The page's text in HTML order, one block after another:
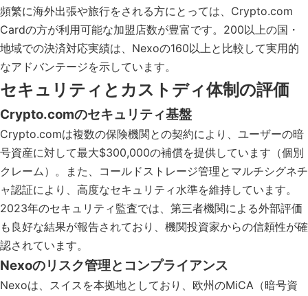
頻繁に海外出張や旅行をされる方にとっては、Crypto.com
Cardの方が利用可能な加盟店数が豊富です。200以上の国・
地域での決済対応実績は、Nexoの160以上と比較して実用的
なアドバンテージを示しています。
セキュリティとカストディ体制の評価
Crypto.comのセキュリティ基盤
Crypto.comは複数の保険機関との契約により、ユーザーの暗
号資産に対して最大$300,000の補償を提供しています（個別
クレーム）。また、コールドストレージ管理とマルチシグネチ
ャ認証により、高度なセキュリティ水準を維持しています。
2023年のセキュリティ監査では、第三者機関による外部評価
も良好な結果が報告されており、機関投資家からの信頼性が確
認されています。
Nexoのリスク管理とコンプライアンス
Nexoは、スイスを本拠地としており、欧州のMiCA（暗号資